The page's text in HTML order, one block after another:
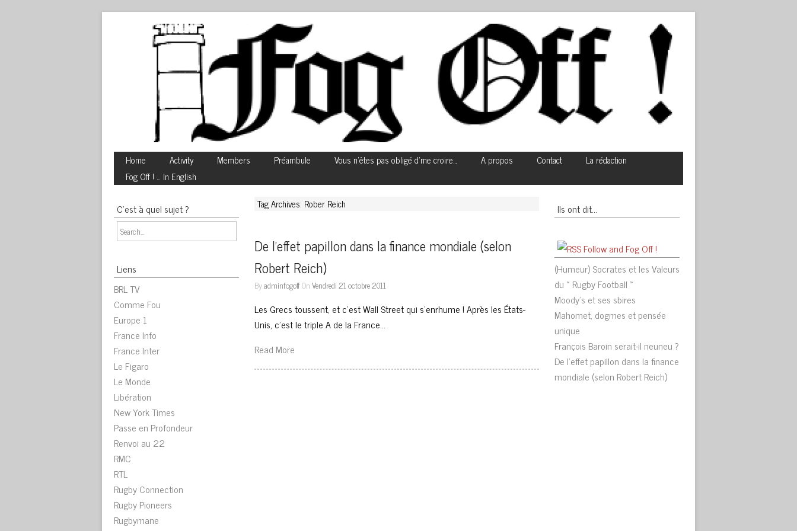
Home Activity Members Préambule Vous n’êtes pas obligé d’me croire… A propos Contact
La rédaction
Fog Off ! … In English
C’est à quel sujet ?
Liens
BRL TV
Comme Fou
Europe 1
France Info
France Inter
Le Figaro
Le Monde
Libération
New York Times
Passe en Profondeur
Renvoi au 22
RMC
RTL
Rugby Connection
Rugby Pioneers
Rugbymane
Tag Archives: Rober Reich
De l’effet papillon dans la finance mondiale (selon
Robert Reich)
ByadminfogoffOnVendredi 21 octobre 2011
Les Grecs toussent, et c’est Wall Street qui s’enrhume ! Après les États-
Unis, c’est le triple A de la France…
Read More
Ils ont dit…
Follow and Fog Off !
(Humeur) Socrates et les Valeurs
du « Rugby Football »
Moody’s et ses sbires
Mahomet, dogmes et pensée
unique
François Baroin serait-il neuneu ?
De l’effet papillon dans la finance
mondiale (selon Robert Reich)